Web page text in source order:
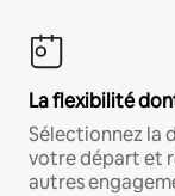
La flexibilité
Sélectionnez la
votre départ et
autres